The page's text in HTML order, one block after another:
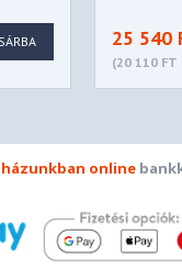
25 540
(20 110 FT
online